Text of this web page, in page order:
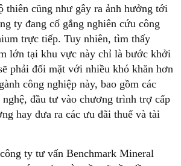
thiên cũng như gây ra ảnh hưởng tới
ty đang cố gắng nghiên cứu công
trực tiếp. Tuy nhiên, tìm thấy
lớn tại khu vực này chỉ là bước khởi
phải đối mặt với nhiều khó khăn hơn
công nghiệp này, bao gồm các
đầu tư vào chương trình trợ cấp
hay đưa ra các ưu đãi thuế và tài
ty tư vấn Benchmark Mineral